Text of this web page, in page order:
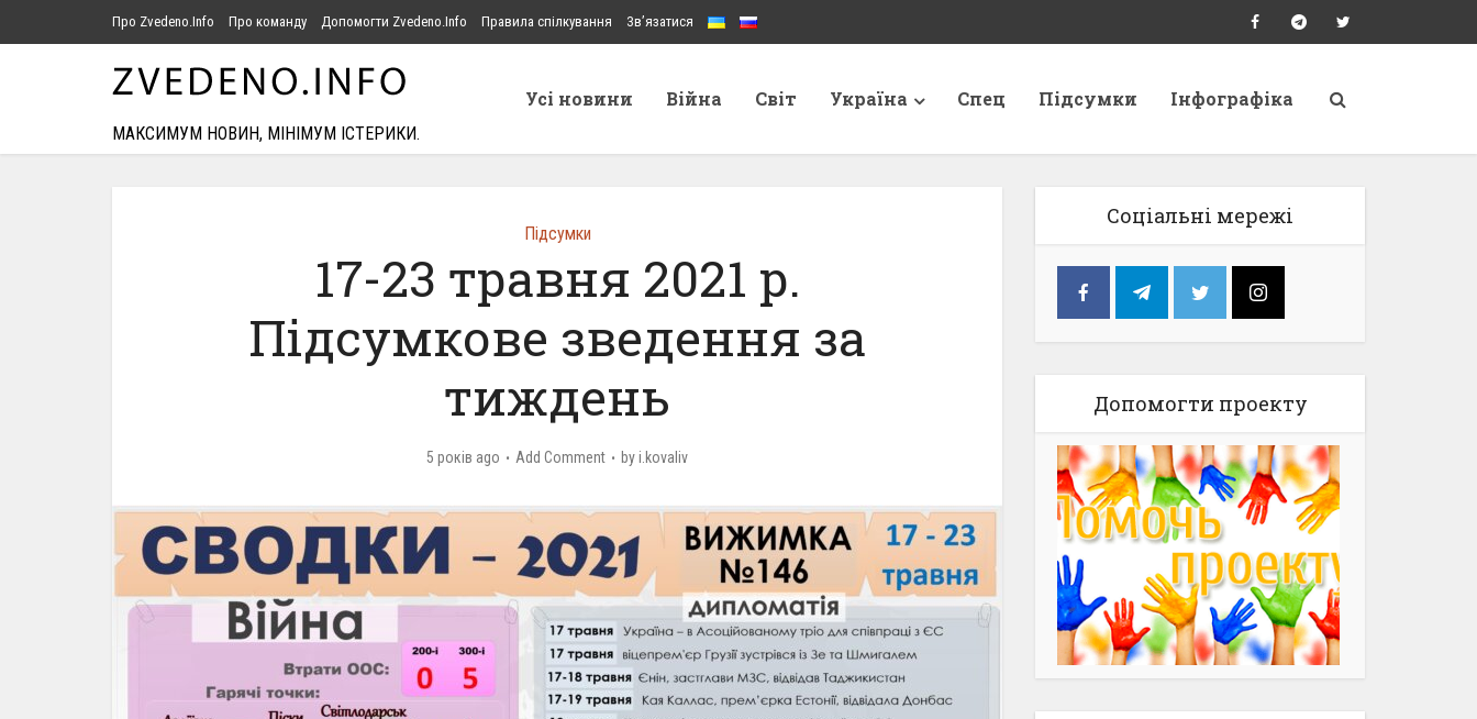
Про Zvedeno.Info Про команду Допомогти Zvedeno.Info Правила спілкування Зв’язатися
МАКСИМУМ НОВИН, МІНІМУМ ІСТЕРИКИ.
Усі новини Війна Світ Україна Спец Підсумки Інфографіка
Підсумки
17-23 травня 2021 р.
Підсумкове зведення за
тиждень
5 років ago Add Comment byi.kovaliv
Соціальні мережі
Допомогти проекту